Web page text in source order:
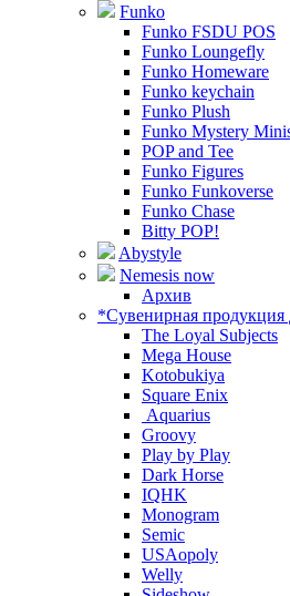
Funko
Funko FSDU POS
Funko Loungefly
Funko Homeware
Funko keychain
Funko Plush
Funko Mystery
POP and Tee
Funko Figures
Funko Funkoverse
Funko Chase
Bitty POP!
Abystyle
Nemesis now
Архив
*Сувенирная продукция
The Loyal Subjects
Mega House
Kotobukiya
Square Enix
Aquarius
Groovy
Play by Play
Dark Horse
IQHK
Monogram
Semic
USAopoly
Welly